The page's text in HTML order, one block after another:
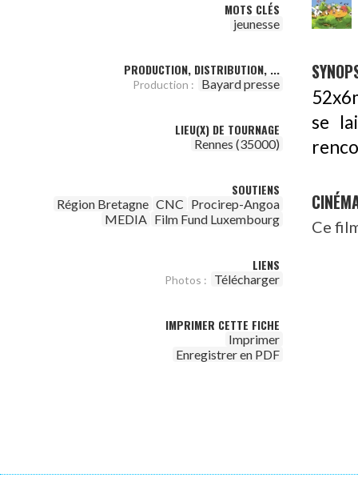
MOTS CLÉS
jeunesse
PRODUCTION, DISTRIBUTION, ...
Production : Bayard presse
LIEU(X) DE TOURNAGE
Rennes (35000)
SOUTIENS
Région Bretagne CNC Procirep-Angoa
MEDIA Film Fund Luxembourg
LIENS
Photos : Télécharger
IMPRIMER CETTE FICHE
Imprimer
Enregistrer en PDF
se
Ce